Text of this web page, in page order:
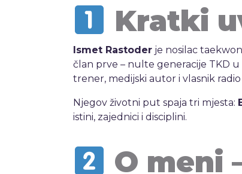
Kratki
Ismet Rastoder je nosilac
član prve – nulte generacije TKD
trener, medijski autor i vlasnik
Njegov životni put spaja tri mjesta:
istini, zajednici i disciplini.
O meni